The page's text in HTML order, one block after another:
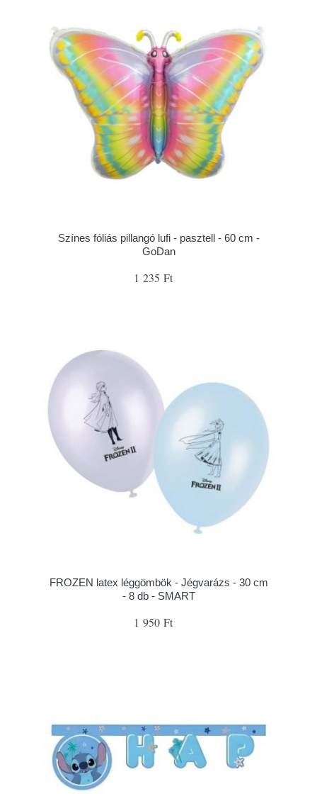
Színes fóliás pillangó lufi - pasztell - 60 cm -
GoDan
1 235 Ft
FROZEN latex léggömbök - Jégvarázs - 30 cm
- 8 db - SMART
1 950 Ft